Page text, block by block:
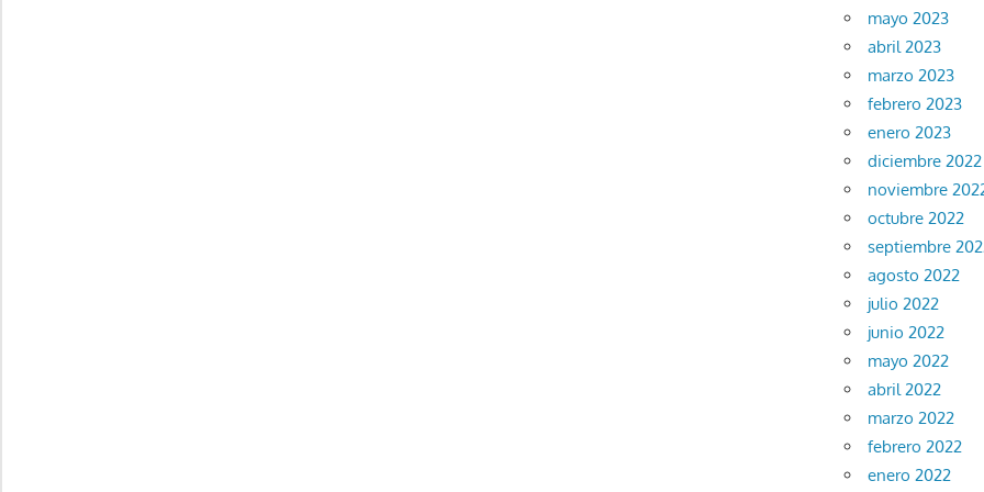
mayo 2023
abril 2023
marzo 2023
febrero 2023
enero 2023
diciembre 2022
noviembre
octubre 2022
septiembre
agosto 2022
julio 2022
junio 2022
mayo 2022
abril 2022
marzo 2022
febrero 2022
enero 2022